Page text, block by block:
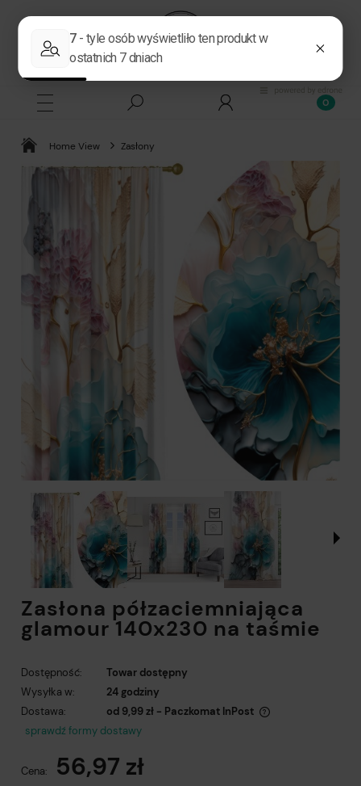
Home View Zasłony
Zasłona półzaciemniająca
glamour 140x230 na taśmie
Dostępność:
Towar dostępny
Wysyłka w:
24 godziny
Dostawa:
od 9,99 zł - Paczkomat InPost
Cena nie zawiera ewentualnych kosztów płatności
sprawdź formy dostawy
Cena: 56,97 zł